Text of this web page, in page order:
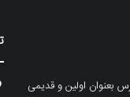
بعنوان اولین و قدیمی